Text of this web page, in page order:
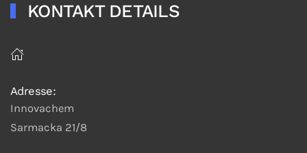
KONTAKT DETAILS
Adresse:
Innovachem
Sarmacka 21/8